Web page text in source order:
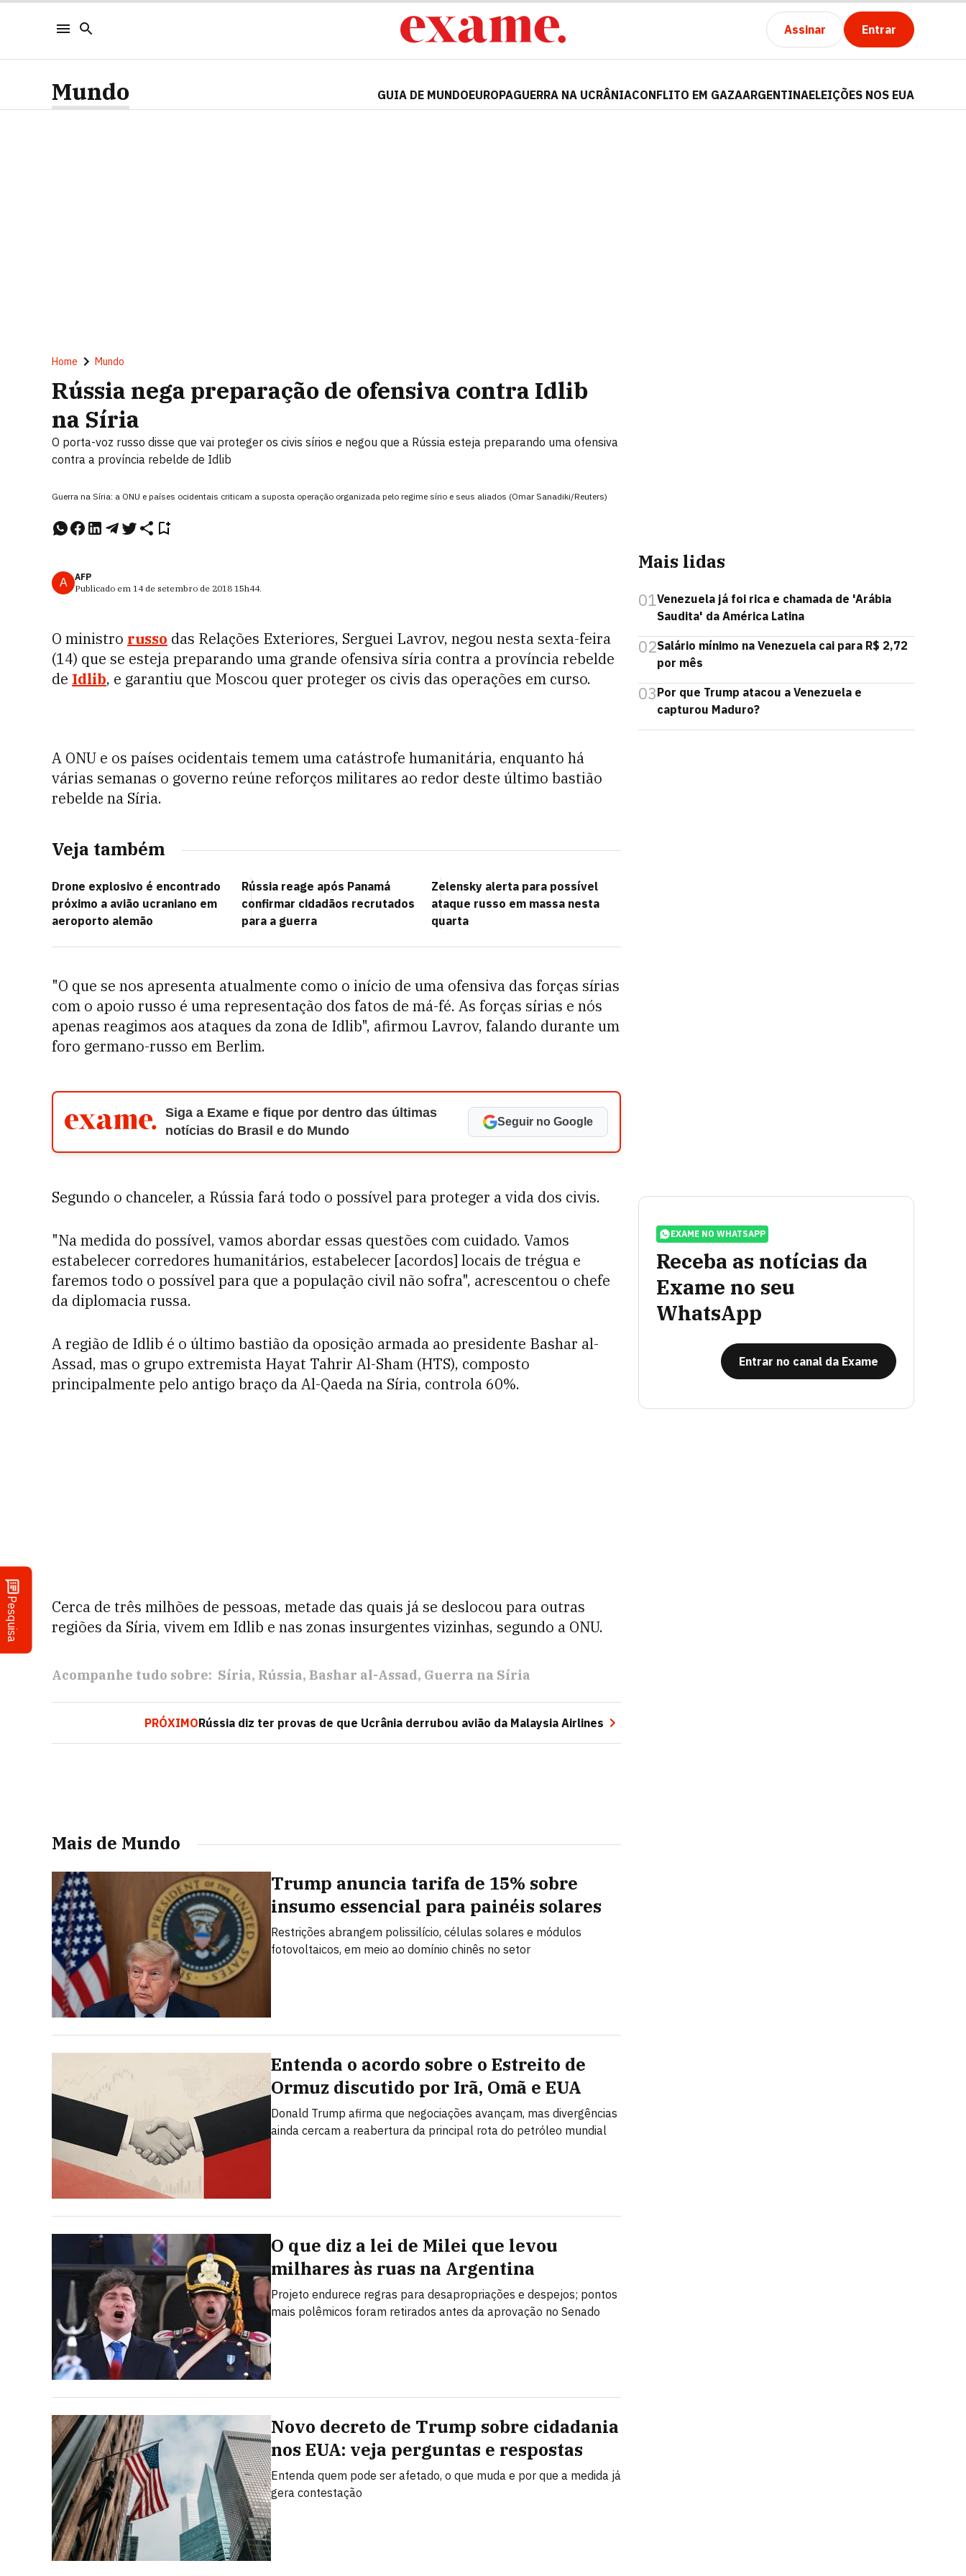
Assinar Entrar
Pesquisa
Mundo GUIA DE MUNDOEUROPAGUERRA NA UCRÂNIACONFLITO EM GAZAARGENTINAELEIÇÕES NOS EUA
Home Mundo
Rússia nega preparação de ofensiva contra Idlib
na Síria
O porta-voz russo disse que vai proteger os civis sírios e negou que a Rússia esteja preparando uma ofensiva
contra a província rebelde de Idlib
Guerra na Síria: a ONU e países ocidentais criticam a suposta operação organizada pelo regime sírio e seus aliados (Omar Sanadiki/Reuters)
A
AFP
Publicado em 14 de setembro de 2018 15h44.
O ministro russo das Relações Exteriores, Serguei Lavrov, negou nesta sexta-feira
(14) que se esteja preparando uma grande ofensiva síria contra a província rebelde
de Idlib, e garantiu que Moscou quer proteger os civis das operações em curso.
A ONU e os países ocidentais temem uma catástrofe humanitária, enquanto há
várias semanas o governo reúne reforços militares ao redor deste último bastião
rebelde na Síria.
Veja também
Drone explosivo é encontrado
próximo a avião ucraniano em
aeroporto alemão
Rússia reage após Panamá
confirmar cidadãos recrutados
para a guerra
Zelensky alerta para possível
ataque russo em massa nesta
quarta
"O que se nos apresenta atualmente como o início de uma ofensiva das forças sírias
com o apoio russo é uma representação dos fatos de má-fé. As forças sírias e nós
apenas reagimos aos ataques da zona de Idlib", afirmou Lavrov, falando durante um
foro germano-russo em Berlim.
Siga a Exame e fique por dentro das últimas
notícias do Brasil e do Mundo
Seguir no Google
Segundo o chanceler, a Rússia fará todo o possível para proteger a vida dos civis.
"Na medida do possível, vamos abordar essas questões com cuidado. Vamos
estabelecer corredores humanitários, estabelecer [acordos] locais de trégua e
faremos todo o possível para que a população civil não sofra", acrescentou o chefe
da diplomacia russa.
A região de Idlib é o último bastião da oposição armada ao presidente Bashar al-
Assad, mas o grupo extremista Hayat Tahrir Al-Sham (HTS), composto
principalmente pelo antigo braço da Al-Qaeda na Síria, controla 60%.
Cerca de três milhões de pessoas, metade das quais já se deslocou para outras
regiões da Síria, vivem em Idlib e nas zonas insurgentes vizinhas, segundo a ONU.
Acompanhe tudo sobre: Síria Rússia Bashar al-Assad Guerra na Síria
PRÓXIMORússia diz ter provas de que Ucrânia derrubou avião da Malaysia Airlines
Mais de Mundo
Trump anuncia tarifa de 15% sobre
insumo essencial para painéis solares
Restrições abrangem polissilício, células solares e módulos
fotovoltaicos, em meio ao domínio chinês no setor
Entenda o acordo sobre o Estreito de
Ormuz discutido por Irã, Omã e EUA
Donald Trump afirma que negociações avançam, mas divergências
ainda cercam a reabertura da principal rota do petróleo mundial
O que diz a lei de Milei que levou
milhares às ruas na Argentina
Projeto endurece regras para desapropriações e despejos; pontos
mais polêmicos foram retirados antes da aprovação no Senado
Novo decreto de Trump sobre cidadania
nos EUA: veja perguntas e respostas
Entenda quem pode ser afetado, o que muda e por que a medida já
gera contestação
Mais lidas
01Venezuela já foi rica e chamada de 'Arábia
Saudita' da América Latina
02Salário mínimo na Venezuela cai para R$ 2,72
por mês
03Por que Trump atacou a Venezuela e
capturou Maduro?
EXAME NO WHATSAPP
Receba as notícias da
Exame no seu
WhatsApp
Entrar no canal da Exame